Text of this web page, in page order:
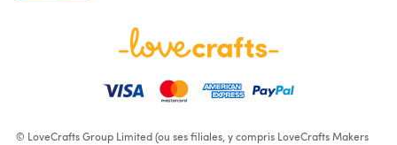
© LoveCrafts Group Limited (ou ses filiales, y compris LoveCrafts Makers